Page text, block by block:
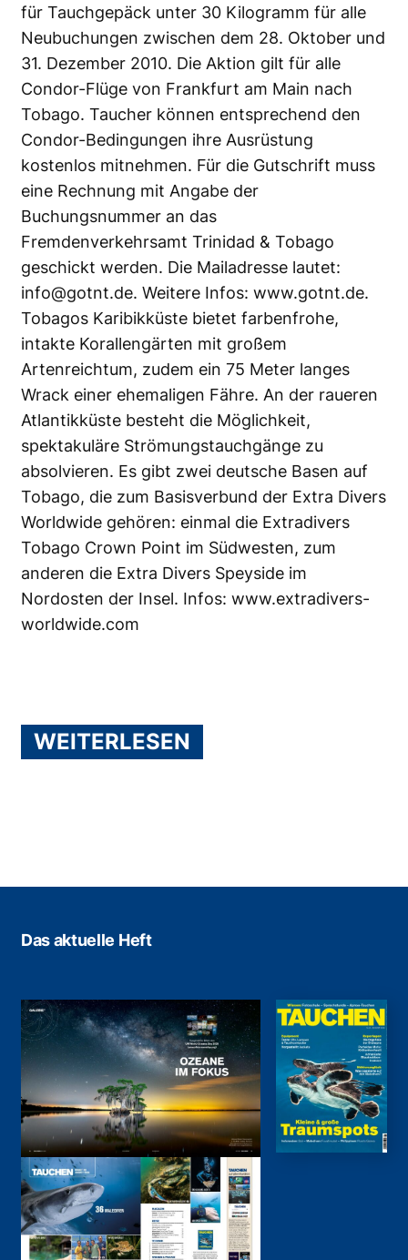
für Tauchgepäck unter 30 Kilogramm für alle
Neubuchungen zwischen dem 28. Oktober und
31. Dezember 2010. Die Aktion gilt für alle
Condor-Flüge von Frankfurt am Main nach
Tobago. Taucher können entsprechend den
Condor-Bedingungen ihre Ausrüstung
kostenlos mitnehmen. Für die Gutschrift muss
eine Rechnung mit Angabe der
Buchungsnummer an das
Fremdenverkehrsamt Trinidad & Tobago
geschickt werden. Die Mailadresse lautet:
info@gotnt.de. Weitere Infos: www.gotnt.de.
Tobagos Karibikküste bietet farbenfrohe,
intakte Korallengärten mit großem
Artenreichtum, zudem ein 75 Meter langes
Wrack einer ehemaligen Fähre. An der raueren
Atlantikküste besteht die Möglichkeit,
spektakuläre Strömungstauchgänge zu
absolvieren. Es gibt zwei deutsche Basen auf
Tobago, die zum Basisverbund der Extra Divers
Worldwide gehören: einmal die Extradivers
Tobago Crown Point im Südwesten, zum
anderen die Extra Divers Speyside im
Nordosten der Insel. Infos: www.extradivers-
worldwide.com
WEITERLESEN
Das aktuelle Heft